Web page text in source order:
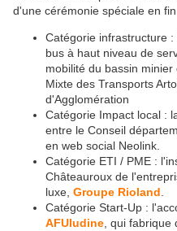
d'une cérémonie spéciale en
Catégorie infrastructure
bus à haut niveau de
mobilité du bassin
Mixte des Transports
d'Agglomération
Catégorie Impact local :
entre le Conseil
en web social Neolink.
Catégorie ETI / PME :
Châteauroux de
luxe, Groupe Rioland
Catégorie Start-Up :
AFUludine , qui